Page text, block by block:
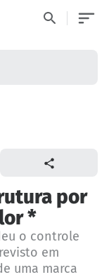
por
*
o controle
em
uma marca